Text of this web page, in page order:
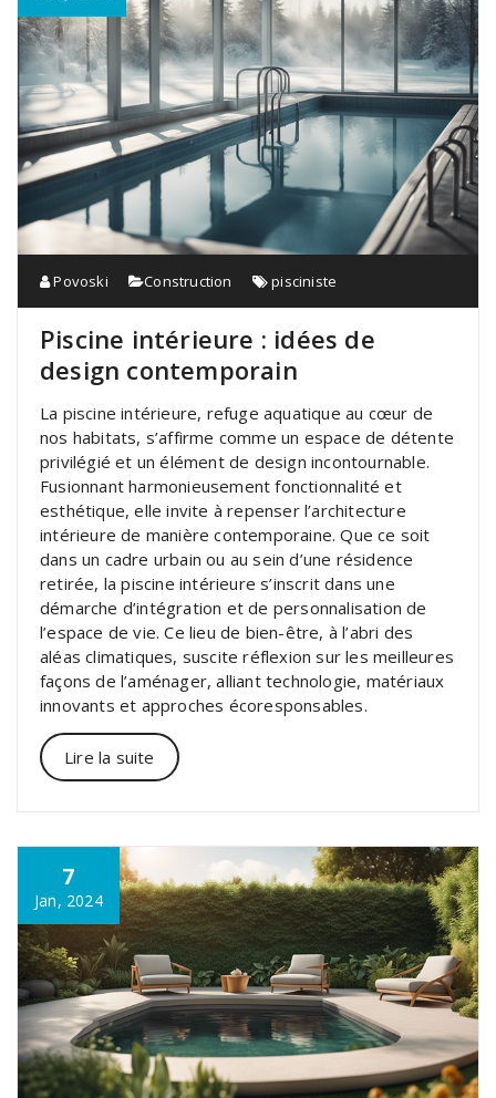
Povoski Construction pisciniste
Piscine intérieure : idées de
design contemporain
La piscine intérieure, refuge aquatique au cœur de
nos habitats, s’affirme comme un espace de détente
privilégié et un élément de design incontournable.
Fusionnant harmonieusement fonctionnalité et
esthétique, elle invite à repenser l’architecture
intérieure de manière contemporaine. Que ce soit
dans un cadre urbain ou au sein d’une résidence
retirée, la piscine intérieure s’inscrit dans une
démarche d’intégration et de personnalisation de
l’espace de vie. Ce lieu de bien-être, à l’abri des
aléas climatiques, suscite réflexion sur les meilleures
façons de l’aménager, alliant technologie, matériaux
innovants et approches écoresponsables.
Lire la suite
7
Jan, 2024